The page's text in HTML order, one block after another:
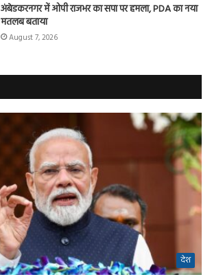
अंबेडकरनगर में ओपी राजभर का सपा पर हमला, PDA का नया
मतलब बताया
August 7, 2026
देश